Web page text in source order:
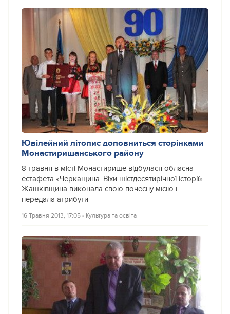
Ювілейний літопис доповниться сторінками
Монастирищанського району
8 травня в місті Монастирище відбулася обласна
естафета «Черкащина. Віхи шістдесятирічної історії».
Жашківщина виконала свою почесну місію і
передала атрибути
16 Травня 2013, 17:05 ‐ Культура та освіта